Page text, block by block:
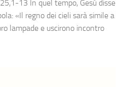
13 In quel tempo, Gesù disse
«Il regno dei cieli sarà simile a
lampade e uscirono incontro